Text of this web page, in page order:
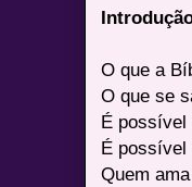
O que a
O que se
É possível
É possível
Quem